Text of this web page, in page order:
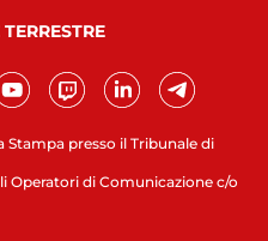
Stampa presso il Tribunale di
Operatori di Comunicazione c/o